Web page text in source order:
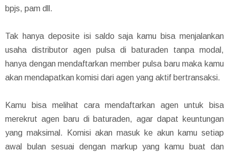
bpjs, pam dll.
Tak hanya deposite isi saldo saja kamu bisa menjalankan
usaha distributor agen pulsa di baturaden tanpa modal,
hanya dengan mendaftarkan member pulsa baru maka kamu
akan mendapatkan komisi dari agen yang aktif bertransaksi.
Kamu bisa melihat cara mendaftarkan agen untuk bisa
merekrut agen baru di baturaden, agar dapat keuntungan
yang maksimal. Komisi akan masuk ke akun kamu setiap
awal bulan sesuai dengan markup yang kamu buat dan